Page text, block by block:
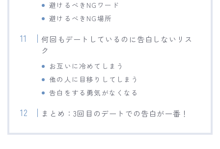
避けるべきNGワード
避けるべきNG場所
何回もデートしているのに告白しないリス
ク
お互いに冷めてしまう
他の人に目移りしてしまう
告白をする勇気がなくなる
まとめ：3回目のデートでの告白が一番！